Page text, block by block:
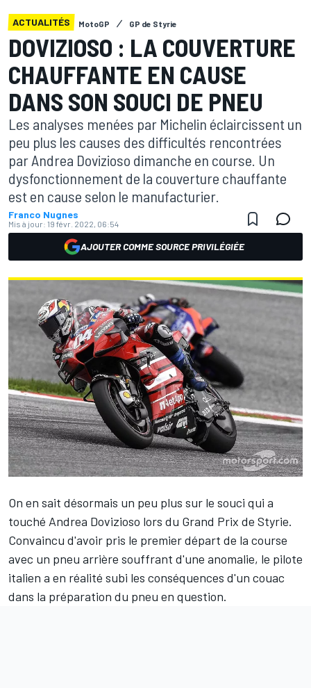
ACTUALITÉS MotoGP GP de Styrie
DOVIZIOSO : LA COUVERTURE
CHAUFFANTE EN CAUSE
DANS SON SOUCI DE PNEU
Les analyses menées par Michelin éclaircissent un
peu plus les causes des difficultés rencontrées
par Andrea Dovizioso dimanche en course. Un
dysfonctionnement de la couverture chauffante
est en cause selon le manufacturier.
Franco Nugnes
Mis à jour: 19 févr. 2022, 06:54
AJOUTER COMME SOURCE PRIVILÉGIÉE
On en sait désormais un peu plus sur le souci qui a
touché Andrea Dovizioso lors du Grand Prix de Styrie.
Convaincu d'avoir pris le premier départ de la course
avec un pneu arrière souffrant d'une anomalie, le pilote
italien a en réalité subi les conséquences d'un couac
dans la préparation du pneu en question.